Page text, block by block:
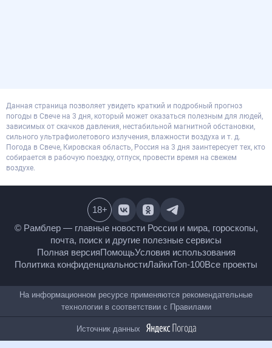
Данная страница позволяет увидеть краткий и подробный прогноз
погоды в Свече на 3 дня, который может оказаться полезным для людей,
зависимых от скачков давления, нестабильной магнитной обстановки,
сильного ультрафиолетового излучения, влажности воздуха и т. д.
Погода в Свече, Кировская область, Россия на 3 дня заинтересует тех, кто
собирается в рабочую поездку, отпуск, провести время на свежем
воздухе.
© Рамблер — главные новости России и мира,
гороскопы, почта, поиск и другие полезные сервисы
Полная версияПомощьУсловия использования
Политика конфиденциальностиЛайкиТоп-100
18+
На информационном ресурсе применяются
рекомендательные технологии в соответствии сПравилами
Источник данных